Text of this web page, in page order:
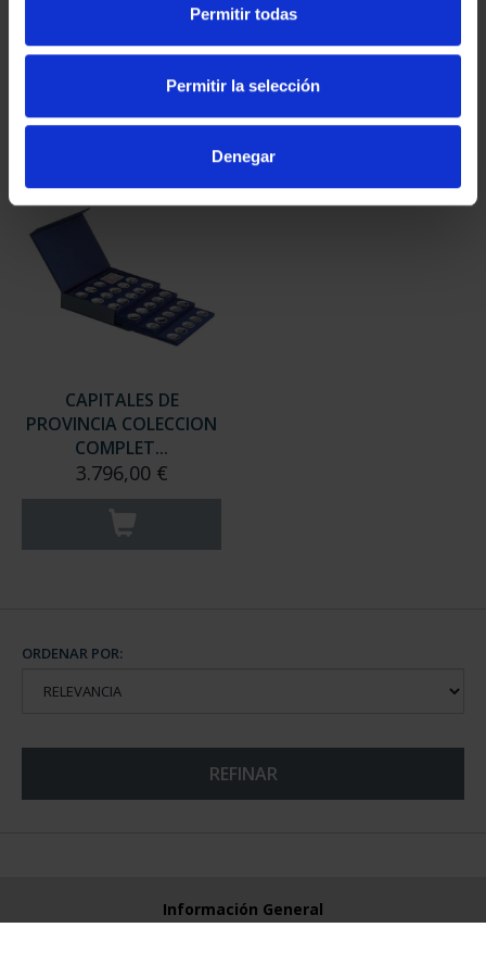
Permitir todas
Permitir la selección
Denegar
PROVINCIA 3
registrados
PROVINCIA 4
registrados
CAPITALES DE
PROVINCIA COLECCION
COMPLET...
3.796,00 €
ORDENAR POR:
REFINAR
Información General